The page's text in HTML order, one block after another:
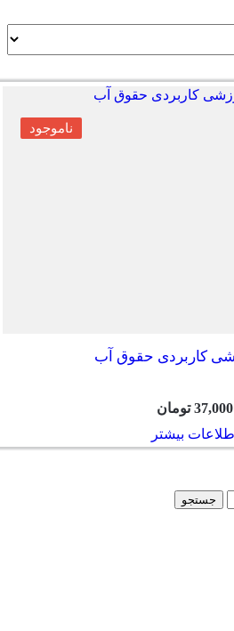
ناموجود
کاربردی حقوق آب
37,000 تومان
اطلاعات بیشتر
جستجو